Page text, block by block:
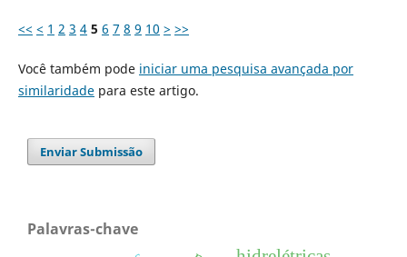
<< < 1 2 3 4 5 6 7 8 9 10 > >>
Você também pode iniciar uma pesquisa avançada por
similaridadepara este artigo.
Enviar Submissão
Palavras-chave